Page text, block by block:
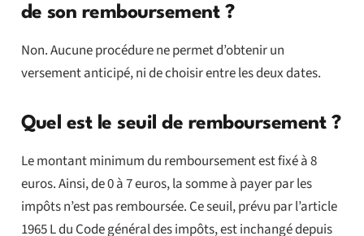
de son remboursement ?
Non. Aucune procédure ne permet d’obtenir un
versement anticipé, ni de choisir entre les deux dates.
Quel est le seuil de remboursement ?
Le montant minimum du remboursement est fixé à 8
euros. Ainsi, de 0 à 7 euros, la somme à payer par les
impôts n’est pas remboursée. Ce seuil, prévu par l’article
1965 L du Code général des impôts, est inchangé depuis